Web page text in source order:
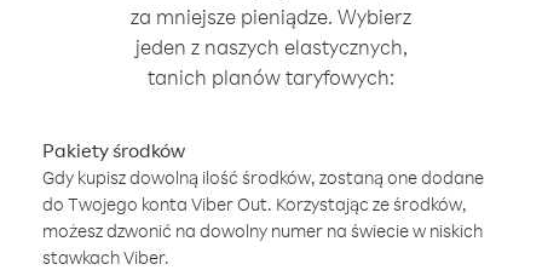
za mniejsze pieniądze. Wybierz
jeden z naszych elastycznych,
tanich planów taryfowych:
Pakiety środków
Gdy kupisz dowolną ilość środków, zostaną one dodane
do Twojego konta Viber Out. Korzystając ze środków,
możesz dzwonić na dowolny numer na świecie w niskich
stawkach Viber.